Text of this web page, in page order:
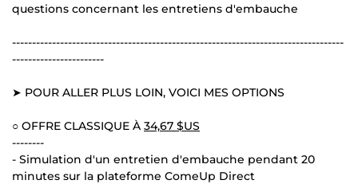
questions concernant les entretiens d'embauche
-----------------------------------------------------------------------------------
-----------------------
➤ POUR ALLER PLUS LOIN, VOICI MES OPTIONS
○ OFFRE CLASSIQUE À 34,67 $US
--------
- Simulation d'un entretien d'embauche pendant 20
minutes sur la plateforme ComeUp Direct